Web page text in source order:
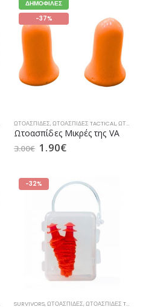
ΔΗΜΟΦΙΛΈΣ
-37%
ΩΤΟΑΣΠΊΔΕΣ,ΩΤΟΑΣΠΊΔΕΣ TACTICAL,ΩΤΟΑΣΠΊΔΕΣ ΚΥΝΗΓΙΟΎ
Ωτοασπίδες Μικρές της VA
3.00€ 1.90€
-32%
SURVIVORS,ΩΤΟΑΣΠΊΔΕΣ,ΩΤΟΑΣΠΊΔΕΣ TACTICAL